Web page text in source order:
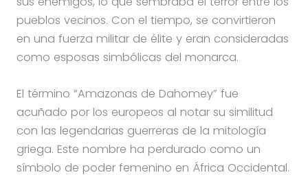
pueblos vecinos. Con el tiempo, se convirtieron
en una fuerza militar de élite y eran consideradas
como esposas simbólicas del monarca.
El término “Amazonas de Dahomey” fue
acuñado por los europeos al notar su similitud
con las legendarias guerreras de la mitología
griega. Este nombre ha perdurado como un
símbolo de poder femenino en África Occidental.